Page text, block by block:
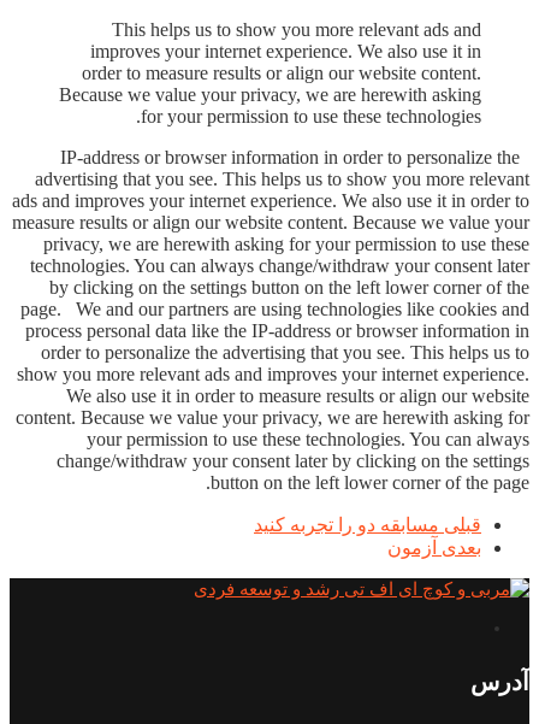
This helps us to show you more relevant ads and
improves your internet experience. We also use it in
order to measure results or align our website content.
Because we value your privacy, we are herewith asking
for your permission to use these technologies.
IP-address or browser information in order to personalize the
advertising that you see. This helps us to show you more relevant
ads and improves your internet experience. We also use it in order to
measure results or align our website content. Because we value your
privacy, we are herewith asking for your permission to use these
technologies. You can always change/withdraw your consent later
by clicking on the settings button on the left lower corner of the
page. We and our partners are using technologies like cookies and
process personal data like the IP-address or browser information in
order to personalize the advertising that you see. This helps us to
show you more relevant ads and improves your internet experience.
We also use it in order to measure results or align our website
content. Because we value your privacy, we are herewith asking for
your permission to use these technologies. You can always
change/withdraw your consent later by clicking on the settings
button on the left lower corner of the page.
قبلی مسابقه دو را تجربه کنید
بعدی آزمون
آدرس